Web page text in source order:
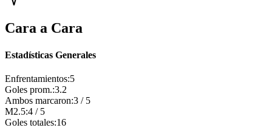
Cara a Cara
Estadísticas Generales
Enfrentamientos:5
Goles prom.:3.2
Ambos marcaron:3 / 5
M2.5:4 / 5
Goles totales:16